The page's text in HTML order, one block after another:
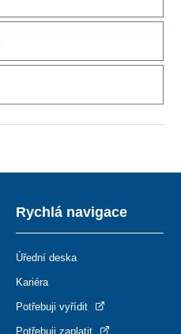
Rychlá navigace
Úřední deska
Kariéra
Potřebuji vyřídit
Potřebuji zaplatit